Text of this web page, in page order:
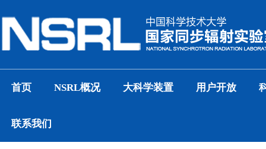
首页 NSRL概况 大科学装置 用户开放
联系我们